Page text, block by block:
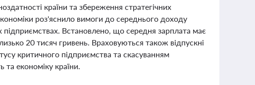
країни та збереження стратегічних
роз'яснило вимоги до середнього доходу
Встановлено, що середня зарплата має
20 тисяч гривень. Враховуються також відпускні
критичного підприємства та скасуванням
економіку країни.